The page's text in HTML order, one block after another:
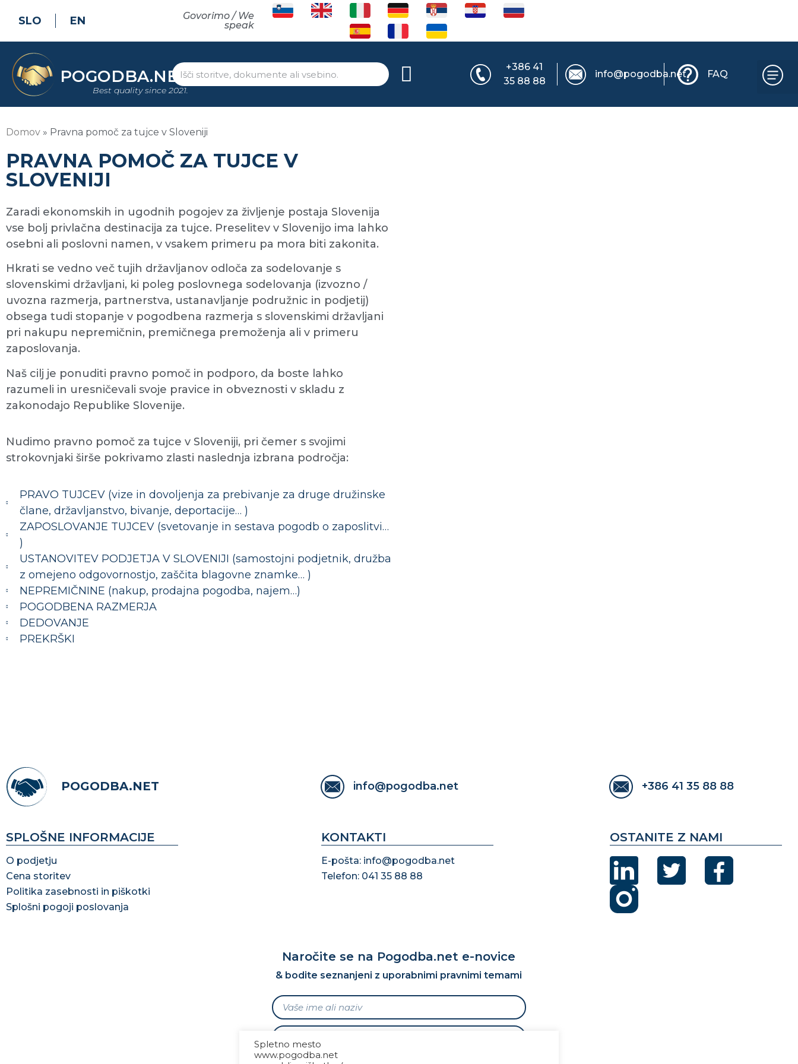
SLO EN
Govorimo / We
speak
POGODBA.NET
Best quality since 2021.
+386 41
35 88 88
info@pogodba.net FAQ
Domov » Pravna pomoč za tujce v Sloveniji
PRAVNA POMOČ ZA TUJCE V
SLOVENIJI
Zaradi ekonomskih in ugodnih pogojev za življenje postaja Slovenija
vse bolj privlačna destinacija za tujce. Preselitev v Slovenijo ima lahko
osebni ali poslovni namen, v vsakem primeru pa mora biti zakonita.
Hkrati se vedno več tujih državljanov odloča za sodelovanje s
slovenskimi državljani, ki poleg poslovnega sodelovanja (izvozno /
uvozna razmerja, partnerstva, ustanavljanje podružnic in podjetij)
obsega tudi stopanje v pogodbena razmerja s slovenskimi državljani
pri nakupu nepremičnin, premičnega premoženja ali v primeru
zaposlovanja.
Naš cilj je ponuditi pravno pomoč in podporo, da boste lahko
razumeli in uresničevali svoje pravice in obveznosti v skladu z
zakonodajo Republike Slovenije.
Nudimo pravno pomoč za tujce v Sloveniji, pri čemer s svojimi
strokovnjaki širše pokrivamo zlasti naslednja izbrana področja:
PRAVO TUJCEV (vize in dovoljenja za prebivanje za druge družinske
člane, državljanstvo, bivanje, deportacije… )
ZAPOSLOVANJE TUJCEV (svetovanje in sestava pogodb o zaposlitvi…
)
USTANOVITEV PODJETJA V SLOVENIJI (samostojni podjetnik, družba
z omejeno odgovornostjo, zaščita blagovne znamke… )
NEPREMIČNINE (nakup, prodajna pogodba, najem…)
POGODBENA RAZMERJA
DEDOVANJE
PREKRŠKI
POGODBA.NET info@pogodba.net +386 41 35 88 88
SPLOŠNE INFORMACIJE
O podjetju
Cena storitev
Politika zasebnosti in piškotki
Splošni pogoji poslovanja
KONTAKTI
E-pošta: info@pogodba.net
Telefon: 041 35 88 88
OSTANITE Z NAMI
Naročite se na Pogodba.net e-novice
& bodite seznanjeni z uporabnimi pravnimi temami
Spletno mesto
www.pogodba.net